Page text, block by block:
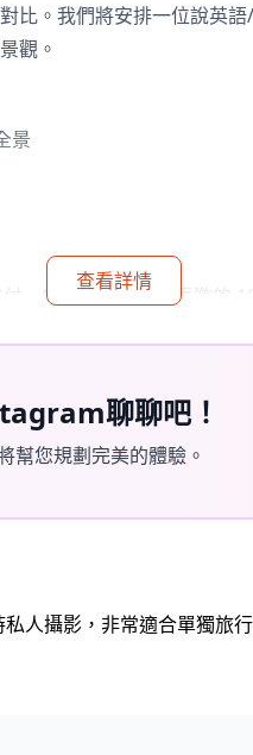
比。我們將安排一位說英
觀。
景
，您可以選擇您最喜歡的
阿倍野Harukas地區的特別
長和交付的照片數量可能會
2）更改地點，或（3）取
查看詳情
聊聊吧！
幫您規劃完美的體驗。
人攝影，非常適合單獨旅